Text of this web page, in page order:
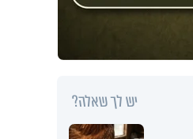
יש לך שאלה?